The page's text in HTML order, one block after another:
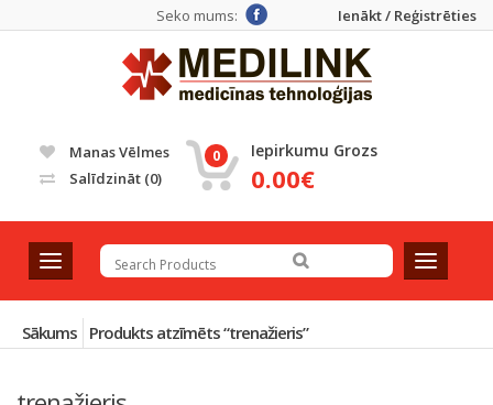
Ienākt / Reģistrēties
Seko mums:
Manas Vēlmes
Salīdzināt (0)
0 Iepirkumu Grozs
0.00€
T
o
g
g
l
n
T
o
g
l
Sākums Produkts atzīmēts “trenažieris”